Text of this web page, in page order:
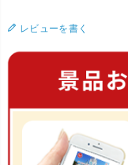
レビューを書く